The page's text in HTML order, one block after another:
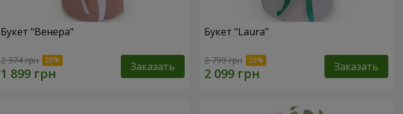
Букет "Венера"
2 374 грн Заказать
Букет "Laura"
2 799 грн Заказать